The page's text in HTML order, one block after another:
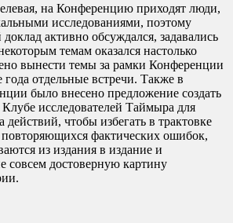
на Конференцию приходят люди,
исследованиями, поэтому
активно обсуждался, задавались
темам оказался настолько
вынести темы за рамки Конференции
года отдельные встречи. Также в
было внесено предложение создать
исследователей Таймыра для
действий, чтобы избегать в трактовке
фактических ошибок,
из издания в издание и
совсем достоверную картину